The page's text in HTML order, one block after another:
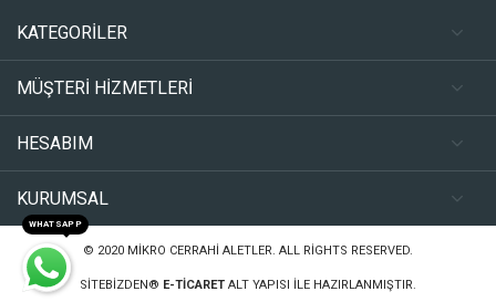
KATEGORİLER
MÜŞTERİ HİZMETLERİ
HESABIM
KURUMSAL
© 2020 MIKRO CERRAHI ALETLER. ALL RIGHTS RESERVED.
SITEBIZDEN® E-TICARET ALT YAPISI ILE HAZIRLANMIŞTIR.
WHATSAPP